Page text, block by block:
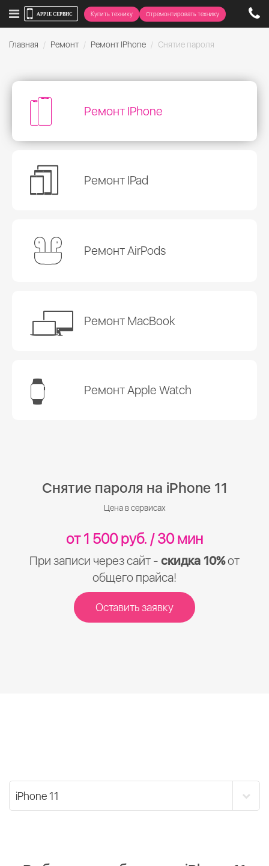
Купить технику Отремонтировать технику
Главная Ремонт Ремонт IPhone Снятие пароля
Ремонт IPhone
Ремонт IPad
Ремонт AirPods
Ремонт MacBook
Ремонт Apple Watch
Снятие пароля на iPhone 11
Цена в сервисах
от 1 500 руб. / 30 мин
При записи через сайт - скидка 10%от
общего прайса!
Оставить заявку